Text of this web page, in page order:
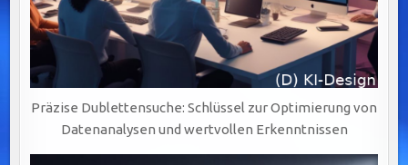
Präzise Dublettensuche: Schlüssel zur Optimierung von
Datenanalysen und wertvollen Erkenntnissen